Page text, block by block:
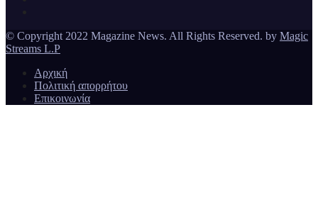
© Copyright 2022 Magazine News. All Rights Reserved. by Magic
Streams L.P
Αρχική
Πολιτική απορρήτου
Επικοινωνία